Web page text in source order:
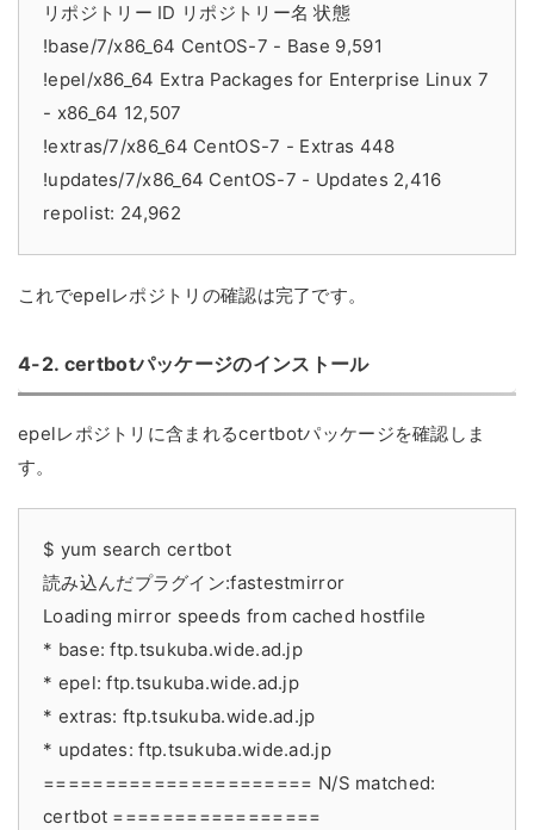
リポジトリー ID リポジトリー名 状態
!base/7/x86_64 CentOS-7 - Base 9,591
!epel/x86_64 Extra Packages for Enterprise Linux 7
- x86_64 12,507
!extras/7/x86_64 CentOS-7 - Extras 448
!updates/7/x86_64 CentOS-7 - Updates 2,416
repolist: 24,962
これでepelレポジトリの確認は完了です。
4-2. certbotパッケージのインストール
epelレポジトリに含まれるcertbotパッケージを確認しま
す。
$ yum search certbot
読み込んだプラグイン:fastestmirror
Loading mirror speeds from cached hostfile
* base: ftp.tsukuba.wide.ad.jp
* epel: ftp.tsukuba.wide.ad.jp
* extras: ftp.tsukuba.wide.ad.jp
* updates: ftp.tsukuba.wide.ad.jp
====================== N/S matched:
certbot =================